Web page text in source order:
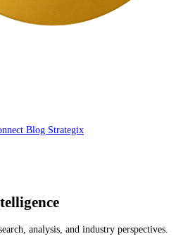
Blog Strategix
analysis, and industry perspectives.